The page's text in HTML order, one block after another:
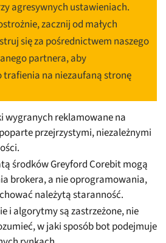
agresywnych ustawieniach.
zacznij od małych
się za pośrednictwem naszego
partnera, aby
na niezaufaną stronę
wygranych reklamowane na
przejrzystymi, niezależnymi
środków Greyford Corebit mogą
brokera, a nie oprogramowania,
należytą staranność.
i algorytmy są zastrzeżone, nie
w jaki sposób bot podejmuje